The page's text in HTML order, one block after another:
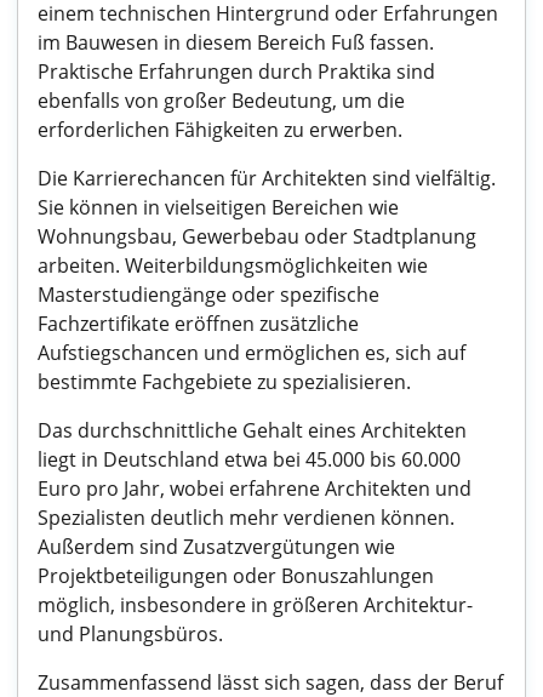
einem technischen Hintergrund oder Erfahrungen
im Bauwesen in diesem Bereich Fuß fassen.
Praktische Erfahrungen durch Praktika sind
ebenfalls von großer Bedeutung, um die
erforderlichen Fähigkeiten zu erwerben.
Die Karrierechancen für Architekten sind vielfältig.
Sie können in vielseitigen Bereichen wie
Wohnungsbau, Gewerbebau oder Stadtplanung
arbeiten. Weiterbildungsmöglichkeiten wie
Masterstudiengänge oder spezifische
Fachzertifikate eröffnen zusätzliche
Aufstiegschancen und ermöglichen es, sich auf
bestimmte Fachgebiete zu spezialisieren.
Das durchschnittliche Gehalt eines Architekten
liegt in Deutschland etwa bei 45.000 bis 60.000
Euro pro Jahr, wobei erfahrene Architekten und
Spezialisten deutlich mehr verdienen können.
Außerdem sind Zusatzvergütungen wie
Projektbeteiligungen oder Bonuszahlungen
möglich, insbesondere in größeren Architektur-
und Planungsbüros.
Zusammenfassend lässt sich sagen, dass der Beruf